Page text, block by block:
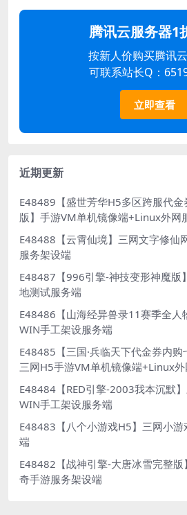
腾讯云服务器1
按新人价购买腾讯
可联系站长Q：
立即查看
近期更新
E48489【盛世芳华H5多区跨服代
版】手游VM单机镜像端+Linux外网
E48488【云霄仙境】三网文字修仙
服务架设端
E48487【996引擎-神技变形神魔版
地测试服务端
E48486【山海经异兽录11赛季全人
WIN手工架设服务端
E48485【三国·兵临天下代金券内购
三网H5手游VM单机镜像端+Linux外
E48484【RED引擎-2003我本沉默
WIN手工架设服务端
E48483【八个小游戏H5】三网小
端
E48482【战神引擎-大唐冰雪完整
奇手游服务架设端